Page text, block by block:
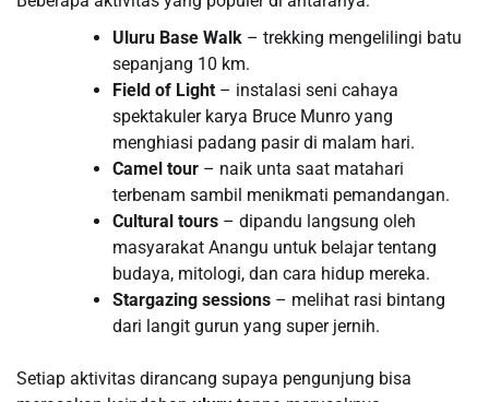
Uluru Base Walk – trekking mengelilingi batu
sepanjang 10 km.
Field of Light – instalasi seni cahaya
spektakuler karya Bruce Munro yang
menghiasi padang pasir di malam hari.
Camel tour – naik unta saat matahari
terbenam sambil menikmati pemandangan.
Cultural tours – dipandu langsung oleh
masyarakat Anangu untuk belajar tentang
budaya, mitologi, dan cara hidup mereka.
Stargazing sessions – melihat rasi bintang
dari langit gurun yang super jernih.
Setiap aktivitas dirancang supaya pengunjung bisa